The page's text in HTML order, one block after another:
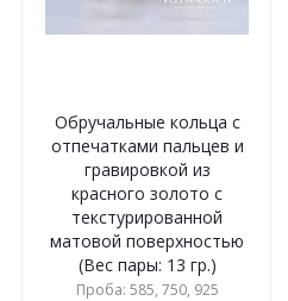
Обручальные кольца с
отпечатками пальцев и
гравировкой из
красного золото с
текстурированной
матовой поверхностью
(Вес пары: 13 гр.)
Проба: 585, 750, 925